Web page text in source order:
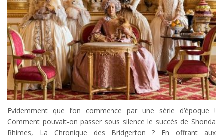
Evidemment que l’on commence par une série d’époque !
Comment pouvait-on passer sous silence le succès de Shonda
Rhimes, La Chronique des Bridgerton ? En offrant aux